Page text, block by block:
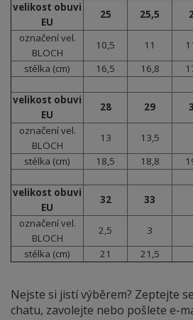
velikost obuvi
EU
25 25,5
označení vel.
BLOCH
10,5 11
stélka (cm)
16,5 16,8
velikost obuvi
EU
28 29
označení vel.
BLOCH
13 13,5
stélka (cm)
18,5 18,8
velikost obuvi
EU
32
33
označení vel.
BLOCH
2,5
3
stélka (cm)
21 21,5
Nejste si jistí výběrem? Zeptejte
chatu, zavolejte nebo pošlete e-